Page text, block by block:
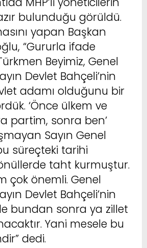
bulunduğu görüldü.
yapan Başkan
“Gururla ifade
Beyimiz, Genel
Devlet Bahçeli’nin
adamı olduğunu bir
‘Önce ülkem ve
partim, sonra ben’
Sayın Genel
süreçteki tarihi
taht kurmuştur.
çok önemli. Genel
Devlet Bahçeli’nin
bundan sonra ya zillet
Yani mesele bu
dedi.